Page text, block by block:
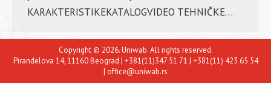
KARAKTERISTIKEKATALOGVIDEO TEHNIČKE…
Copyright © 2026. Uniwab. All rights reserved.
Pirandelova 14, 11160 Beograd | +381(11)347 51 71 | +381(11) 423 65 54
| office@uniwab.rs